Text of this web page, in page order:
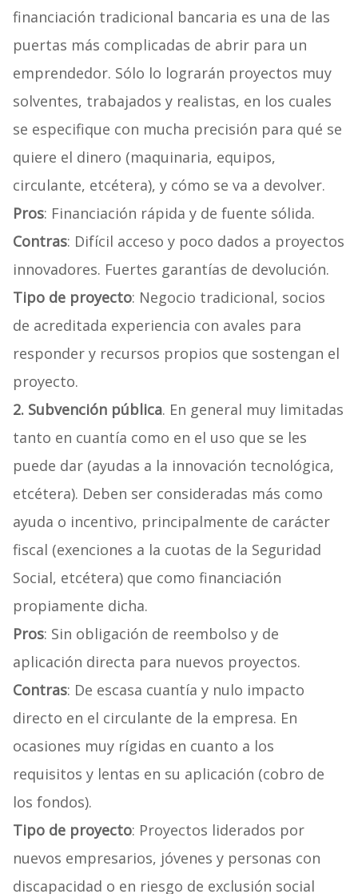
financiación tradicional bancaria es una de las
puertas más complicadas de abrir para un
emprendedor. Sólo lo lograrán proyectos muy
solventes, trabajados y realistas, en los cuales
se especifique con mucha precisión para qué se
quiere el dinero (maquinaria, equipos,
circulante, etcétera), y cómo se va a devolver.
Pros: Financiación rápida y de fuente sólida.
Contras: Difícil acceso y poco dados a proyectos
innovadores. Fuertes garantías de devolución.
Tipo de proyecto: Negocio tradicional, socios
de acreditada experiencia con avales para
responder y recursos propios que sostengan el
proyecto.
2. Subvención pública. En general muy limitadas
tanto en cuantía como en el uso que se les
puede dar (ayudas a la innovación tecnológica,
etcétera). Deben ser consideradas más como
ayuda o incentivo, principalmente de carácter
fiscal (exenciones a la cuotas de la Seguridad
Social, etcétera) que como financiación
propiamente dicha.
Pros: Sin obligación de reembolso y de
aplicación directa para nuevos proyectos.
Contras: De escasa cuantía y nulo impacto
directo en el circulante de la empresa. En
ocasiones muy rígidas en cuanto a los
requisitos y lentas en su aplicación (cobro de
los fondos).
Tipo de proyecto: Proyectos liderados por
nuevos empresarios, jóvenes y personas con
discapacidad o en riesgo de exclusión social